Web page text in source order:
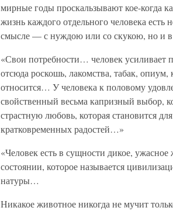
мирные годы проскальзывают кое-когда
жизнь каждого отдельного человека есть
смысле — с нуждою или со скукою, но и
«Свои потребности… человек усиливает
отсюда роскошь, лакомства, табак,
относится… У человека к половому
свойственный весьма капризный выбор,
страстную любовь, которая становится
кратковременных радостей…»
«Человек есть в сущности дикое,
состоянии, которое называется
натуры…
Никакое животное никогда не мучит